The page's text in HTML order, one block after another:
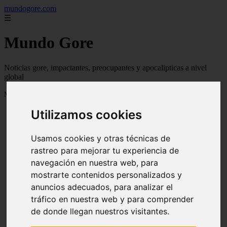
Utilizamos cookies
Usamos cookies y otras técnicas de
rastreo para mejorar tu experiencia de
navegación en nuestra web, para
mostrarte contenidos personalizados y
anuncios adecuados, para analizar el
tráfico en nuestra web y para comprender
de donde llegan nuestros visitantes.
mundogore.com
☰
Mundo Gore
Noticias gore, impactantes, preocupantes y apocalipticas a nivel
global
Mostrando 1 - 24 de 237 artículos